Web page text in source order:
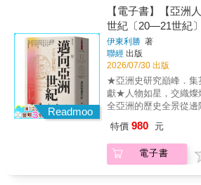
查．馬達／伊本．巴
本．泰米葉叢書特色：
亞，涵蓋整個亞洲的歷
視角，深挖和平與衝突
代亞洲史研究權威，打
歷史不僅僅是故事，而
開啟您對亞洲文明的
史】全套共12冊，
神話世界與古代帝國
教圈的誕生與群雄割
歐亞大陸的東西兩帝
成熟與武人的崛起〔
統一歐亞大陸〔
以及蒙兀兒帝國在印
民族建立帝國時代的終
卷聚焦的主要人物在不
遺產，活躍於各自的政
帝國遺留下的海陸網絡
流通，形成跨地域的
化的擴展，也有儒學
地的傳播與在地化。後
期。從中亞、南亞到東
用，構成全球貿易與
過這些人物的歷史足跡
遺產與外來影響之間
榮一：實業家與經濟
資本主義基礎。• 伊藤
維新政體建設，推動
國革命先驅，推翻清朝
三民主義。• 賈邁勒丁
家，推動伊斯蘭世界
汗．赫達亞特：中東
響地區政治與教育。•
圖克：土耳其共和國
俗化改革。本卷聚焦
別突顯日本：因明治
主義體系的邊緣，卻
的「帝國主義」國家
Readmoo
【電子書】【亞洲
世紀〔20—21世紀〕
伊東利勝 著
聯經 出版
2026/07/30 出版
★亞洲史研究巔峰．集
獻★人物如星，交織燦
全亞洲的歷史全景從邊
矛盾與展望焦點人物傳
者，以「主體思想」奠
大中：韓國民主運動
特價 980 元
電子書